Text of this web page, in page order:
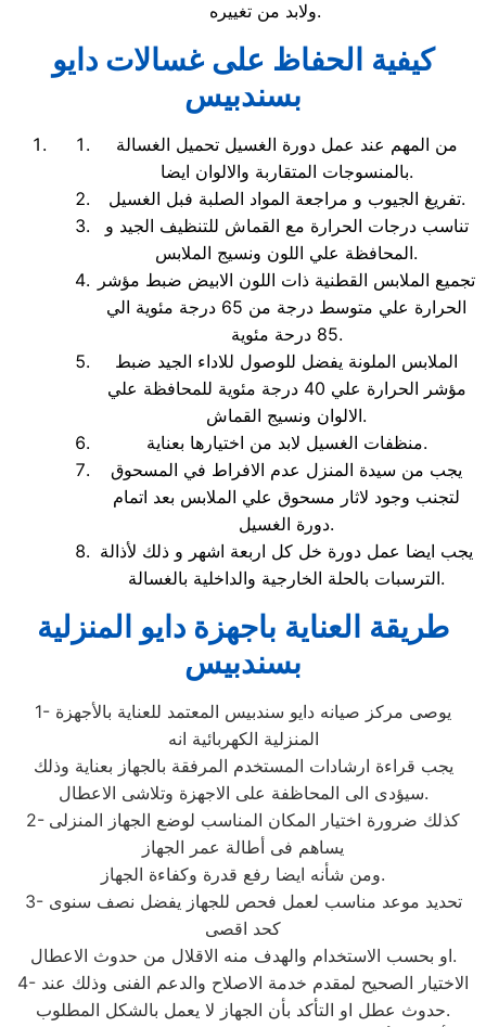
ولابد من تغييره.
كيفية الحفاظ على غسالات دايو
بسندبيس
من المهم عند عمل دورة الغسيل تحميل الغسالة
بالمنسوجات المتقاربة والالوان ايضا.
تفريغ الجيوب و مراجعة المواد الصلبة فبل الغسيل.
تناسب درجات الحرارة مع القماش للتنظيف الجيد و
المحافظة علي اللون ونسيج الملابس.
تجميع الملابس القطنية ذات اللون الابيض ضبط مؤشر
الحرارة علي متوسط درجة من 65 درجة مئوية الي
85 درحة مئوية.
الملابس الملونة يفضل للوصول للاداء الجيد ضبط
مؤشر الحرارة علي 40 درجة مئوية للمحافظة علي
الالوان ونسيج القماش.
منظفات الغسيل لابد من اختيارها بعناية.
يجب من سيدة المنزل عدم الافراط في المسحوق
لتجنب وجود لاثار مسحوق علي الملابس بعد اتمام
دورة الغسيل.
يجب ايضا عمل دورة خل كل اربعة اشهر و ذلك لأذالة
الترسبات بالحلة الخارجية والداخلية بالغسالة.
طريقة العناية باجهزة دايو المنزلية
بسندبيس
1- يوصى مركز صيانه دايو سندبيس المعتمد للعناية بالأجهزة
المنزلية الكهربائية انه
يجب قراءة ارشادات المستخدم المرفقة بالجهاز بعناية وذلك
سيؤدى الى المحاظفة على الاجهزة وتلاشى الاعطال.
2- كذلك ضرورة اختيار المكان المناسب لوضع الجهاز المنزلى
يساهم فى أطالة عمر الجهاز
ومن شأنه ايضا رفع قدرة وكفاءة الجهاز.
3- تحديد موعد مناسب لعمل فحص للجهاز يفضل نصف سنوى
كحد اقصى
او بحسب الاستخدام والهدف منه الاقلال من حدوث الاعطال.
4- الاختيار الصحيح لمقدم خدمة الاصلاح والدعم الفنى وذلك عند
حدوث عطل او التأكد بأن الجهاز لا يعمل بالشكل المطلوب.